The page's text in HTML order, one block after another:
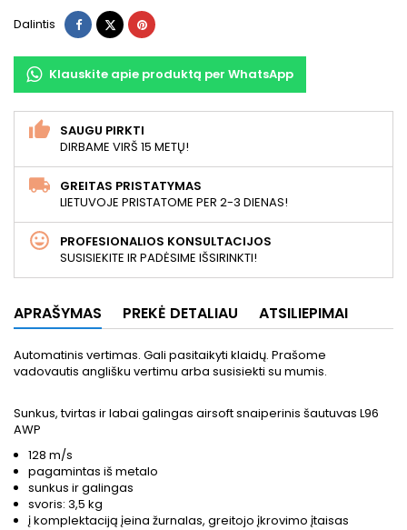
Dalintis DalintisTwitterPinterest
Klauskite apie produktą per WhatsApp
SAUGU PIRKTI
DIRBAME VIRŠ 15 METŲ!
GREITAS PRISTATYMAS
LIETUVOJE PRISTATOME PER 2-3 DIENAS!
PROFESIONALIOS KONSULTACIJOS
SUSISIEKITE IR PADĖSIME IŠSIRINKTI!
APRAŠYMAS PREKĖ DETALIAU ATSILIEPIMAI
Automatinis vertimas. Gali pasitaikyti klaidų. Prašome
vadovautis anglišku vertimu arba susisiekti su mumis.
Sunkus, tvirtas ir labai galingas airsoft snaiperinis šautuvas L96
AWP
128 m/s
pagamintas iš metalo
sunkus ir galingas
svoris: 3,5 kg
į komplektaciją įeina žurnalas, greitojo įkrovimo įtaisas